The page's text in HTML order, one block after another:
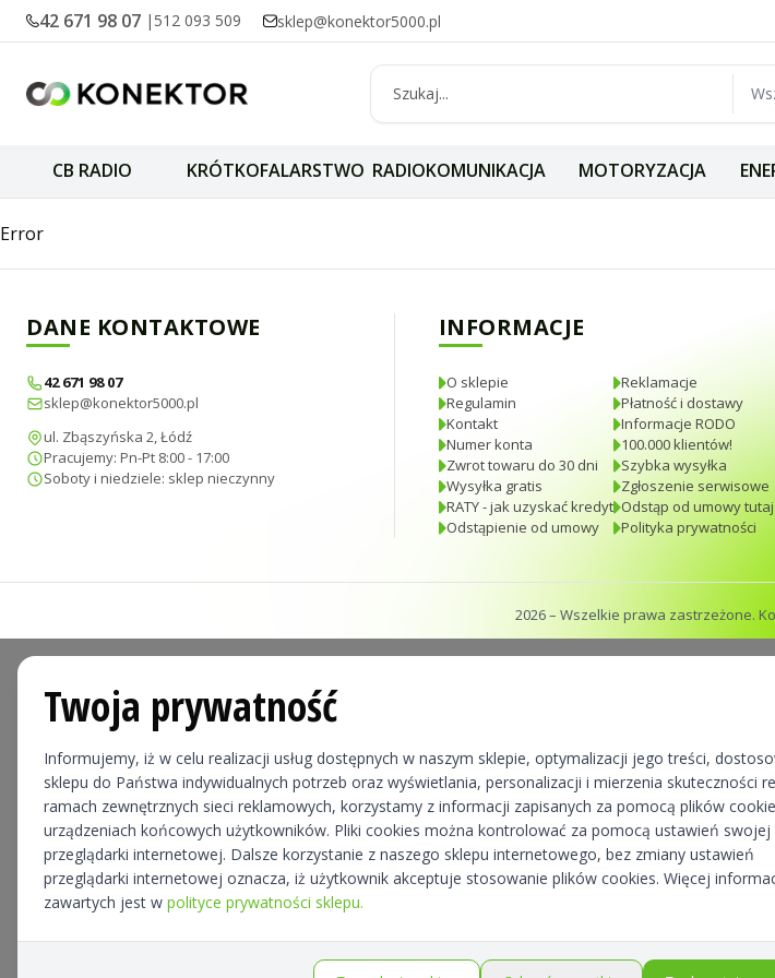
42 671 98 07 | 512 093 509 sklep@konektor5000.pl
CB RADIO KRÓTKOFALARSTWO RADIOKOMUNIKACJA MOTORYZACJA
Wtyk N zaciskany na
Error
DANE KONTAKTOWE
42 671 98 07
sklep@konektor5000.pl
ul. Zbąszyńska 2, Łódź
Pracujemy: Pn-Pt 8:00 - 17:00
Soboty i niedziele: sklep nieczynny
INFORMACJE
O sklepie
Regulamin
Kontakt
Numer konta
Zwrot towaru do 30 dni
Wysyłka gratis
RATY - jak uzyskać kredyt
Odstąpienie od umowy
Reklamacje
Płatność i dostawy
Informacje RODO
100.000 klientów!
Szybka wysyłka
Zgłoszenie serwisowe
Odstąp od umowy tutaj
Polityka prywatności
2026– Wszelkie prawa zastrzeżone.
Twoja prywatność
Informujemy, iż w celu realizacji usług dostępnych w naszym sklepie, optymalizacji jego treści,
sklepu do Państwa indywidualnych potrzeb oraz wyświetlania, personalizacji i mierzenia skuteczności
ramach zewnętrznych sieci reklamowych, korzystamy z informacji zapisanych za pomocą plików
urządzeniach końcowych użytkowników. Pliki cookies można kontrolować za pomocą ustawień swojej
przeglądarki internetowej. Dalsze korzystanie z naszego sklepu internetowego, bez zmiany ustawień
przeglądarki internetowej oznacza, iż użytkownik akceptuje stosowanie plików cookies. Więcej
zawartych jest w polityce prywatności sklepu.